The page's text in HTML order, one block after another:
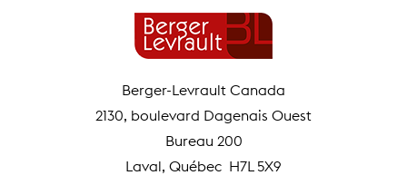
Berger-Levrault Canada
2130, boulevard Dagenais Ouest
Bureau 200
Laval, Québec H7L 5X9